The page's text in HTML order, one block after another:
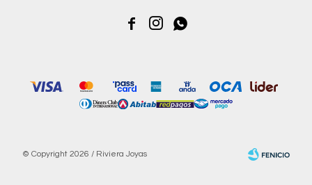
  
© Copyright 2026 / Riviera Joyas